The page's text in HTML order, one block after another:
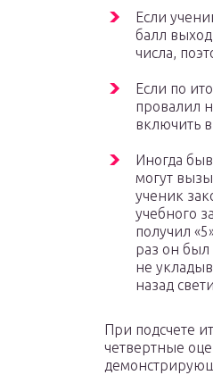
Если
балл
числа,
Если по
провалил
включить в
Иногда
могут
ученик
учебного
получил
раз он был
не
назад
При подсчете
четвертные